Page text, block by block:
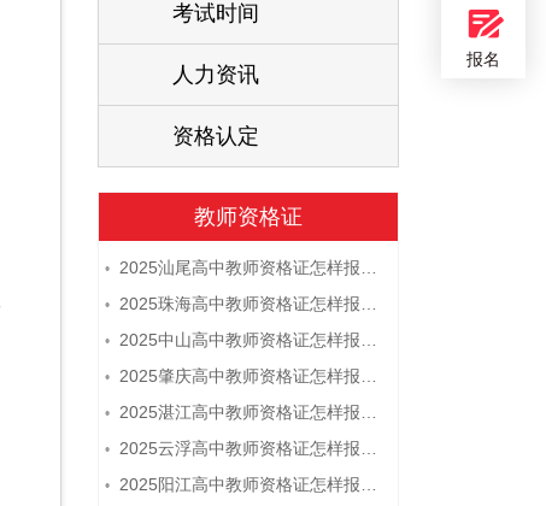
考试时间
人力资讯
资格认定
教师资格证
• 2025汕尾高中教师资格证怎样报名 附流程
• 2025珠海高中教师资格证怎样报名 附流程
• 2025中山高中教师资格证怎样报名 附流程
• 2025肇庆高中教师资格证怎样报名 附流程
• 2025湛江高中教师资格证怎样报名 附流程
• 2025云浮高中教师资格证怎样报名 附流程
• 2025阳江高中教师资格证怎样报名 附流程
报名